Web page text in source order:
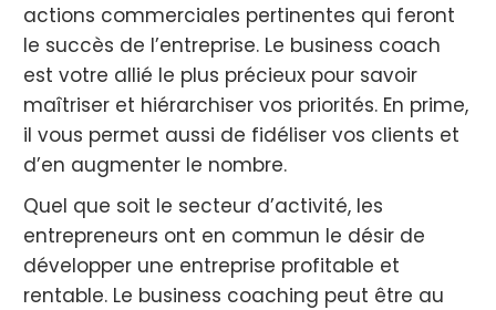
actions commerciales pertinentes qui feront
le succès de l’entreprise. Le business coach
est votre allié le plus précieux pour savoir
maîtriser et hiérarchiser vos priorités. En prime,
il vous permet aussi de fidéliser vos clients et
d’en augmenter le nombre.
Quel que soit le secteur d’activité, les
entrepreneurs ont en commun le désir de
développer une entreprise profitable et
rentable. Le business coaching peut être au